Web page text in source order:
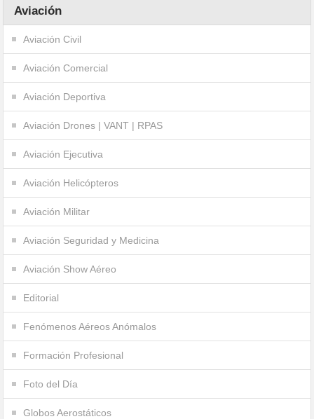
Aviación
Aviación Civil
Aviación Comercial
Aviación Deportiva
Aviación Drones | VANT | RPAS
Aviación Ejecutiva
Aviación Helicópteros
Aviación Militar
Aviación Seguridad y Medicina
Aviación Show Aéreo
Editorial
Fenómenos Aéreos Anómalos
Formación Profesional
Foto del Día
Globos Aerostáticos